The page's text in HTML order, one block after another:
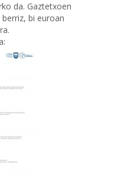
da. Gaztetxoen
bi euroan